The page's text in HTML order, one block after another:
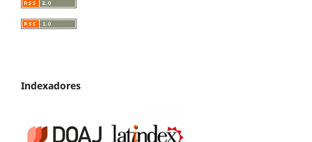
Indexadores